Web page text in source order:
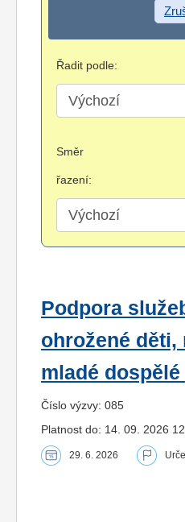
Řadit podle:
Směr
řazení:
Podpora
ohrožené děti,
mladé dospělé
Číslo výzvy: 085
Platnost do: 14. 09. 2026
29. 6. 2026